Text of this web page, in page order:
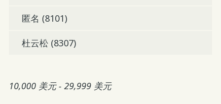
匿名 (8101)
杜云松 (8307)
10,000 美元 - 29,999 美元